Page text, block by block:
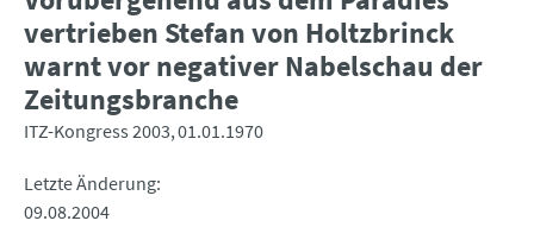
vertrieben Stefan von Holtzbrinck
warnt vor negativer Nabelschau der
Zeitungsbranche
ITZ-Kongress 2003 01.01.1970
Letzte Änderung
09.08.2004